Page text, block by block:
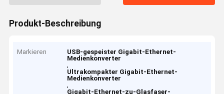
Produkt-Beschreibung
Markieren
USB-gespeister Gigabit-Ethernet-
Medienkonverter
,
Ultrakompakter Gigabit-Ethernet-
Medienkonverter
,
Gigabit-Ethernet-zu-Glasfaser-